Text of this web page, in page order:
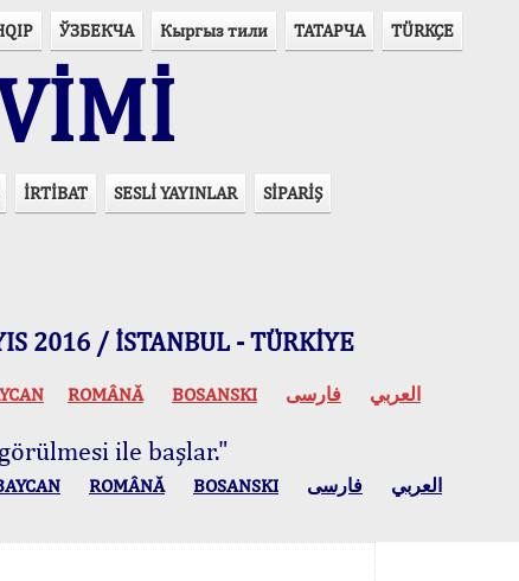
ЎЗБЕКЧА Кыргыз тили ТАТАРЧА TÜRKÇE
İRTİBAT SESLİ YAYINLAR SİPARİŞ
2016 / İSTANBUL - TÜRKİYE
ROMÂNĂ BOSANSKI العربي فارسی
ile başlar."
ROMÂNĂ BOSANSKI العربي فارسی